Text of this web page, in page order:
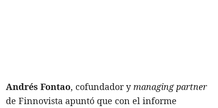
Andrés Fontao, cofundador y managing partner
de Finnovista apuntó que con el informe